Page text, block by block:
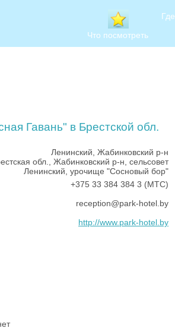
Что посмотреть
Гавань" в Брестской обл.
Ленинский, Жабинковский р-н
обл., Жабинковский р-н, сельсовет
Ленинский, урочище "Сосновый бор"
+375 33 384 384 3 (МТС)
reception@park-hotel.by
http://www.park-hotel.by